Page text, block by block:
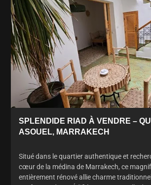
SPLENDIDE RIAD À VENDRE –
ASOUEL, MARRAKECH
Situé dans le quartier authentique et
cœur de la médina de Marrakech, ce
entièrement rénové allie charme